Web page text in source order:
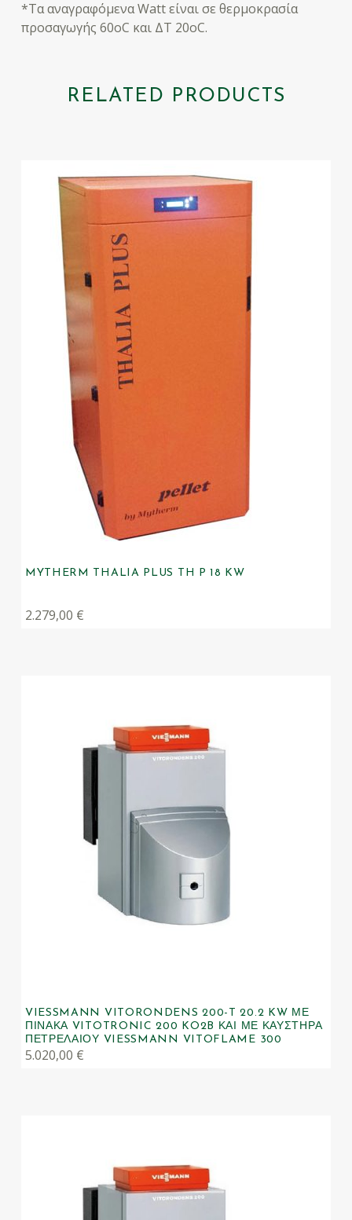
*Τα αναγραφόμενα Watt είναι σε θερμοκρασία
προσαγωγής 60οC και ΔΤ 20οC.
RELATED PRODUCTS
MYTHERM THALIA PLUS TH P 18 KW
2.279,00 €
VIESSMANN VITORONDENS 200-T 20.2 KW ΜΕ
ΠΊΝΑΚΑ VITOTRONIC 200 KO2B ΚΑΙ ΜΕ ΚΑΥΣΤΉΡΑ
ΠΕΤΡΕΛΑΊΟΥ VIESSMANN VITOFLAME 300
5.020,00 €